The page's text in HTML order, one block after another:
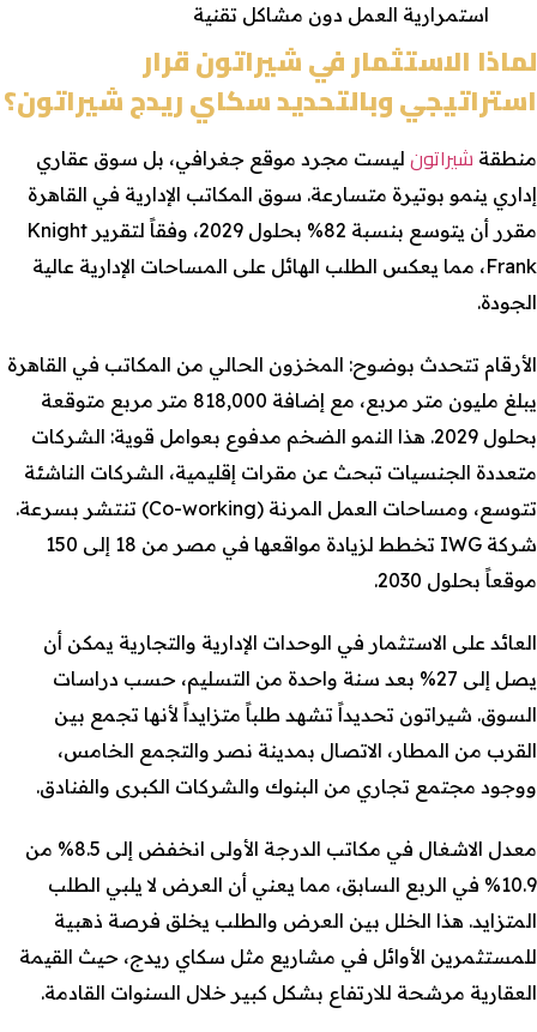
استمرارية العمل دون مشاكل تقنية
لماذا الاستثمار في شيراتون قرار
استراتيجي وبالتحديدسكاي ريدج شيراتون؟
منطقة شيراتون ليست مجرد موقع جغرافي، بل سوق عقاري
إداري ينمو بوتيرة متسارعة. سوق المكاتب الإدارية في القاهرة
مقرر أن يتوسع بنسبة 82% بحلول 2029، وفقاً لتقرير Knight
Frank، مما يعكس الطلب الهائل على المساحات الإدارية عالية
الجودة.
الأرقام تتحدث بوضوح: المخزون الحالي من المكاتب في القاهرة
يبلغ مليون متر مربع، مع إضافة 818,000 متر مربع متوقعة
بحلول 2029. هذا النمو الضخم مدفوع بعوامل قوية: الشركات
متعددة الجنسيات تبحث عن مقرات إقليمية، الشركات الناشئة
تتوسع، ومساحات العمل المرنة (Co-working) تنتشر بسرعة.
شركة IWG تخطط لزيادة مواقعها في مصر من 18 إلى 150
موقعاً بحلول 2030.
العائد على الاستثمار في الوحدات الإدارية والتجارية يمكن أن
يصل إلى 27% بعد سنة واحدة من التسليم، حسب دراسات
السوق. شيراتون تحديداً تشهد طلباً متزايداً لأنها تجمع بين
القرب من المطار، الاتصال بمدينة نصر والتجمع الخامس،
ووجود مجتمع تجاري من البنوك والشركات الكبرى والفنادق.
معدل الاشغال في مكاتب الدرجة الأولى انخفض إلى 8.5% من
10.9% في الربع السابق، مما يعني أن العرض لا يلبي الطلب
المتزايد. هذا الخلل بين العرض والطلب يخلق فرصة ذهبية
للمستثمرين الأوائل في مشاريع مثل سكاي ريدج، حيث القيمة
العقارية مرشحة للارتفاع بشكل كبير خلال السنوات القادمة.